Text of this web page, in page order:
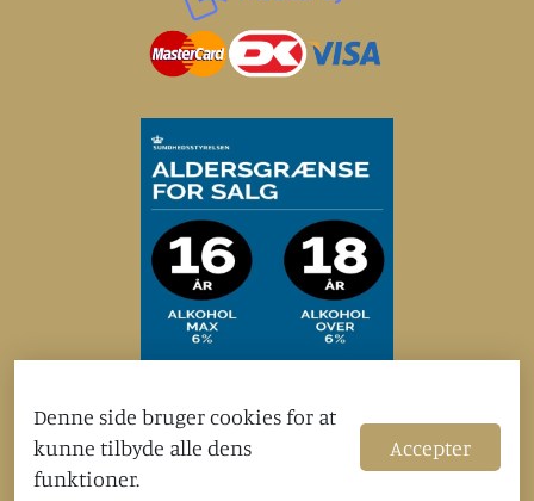
Modtag eksklusive tilbud og rabatter
Tilmeld
Denne side bruger cookies for at
kunne tilbyde alle dens
funktioner.
Accepter